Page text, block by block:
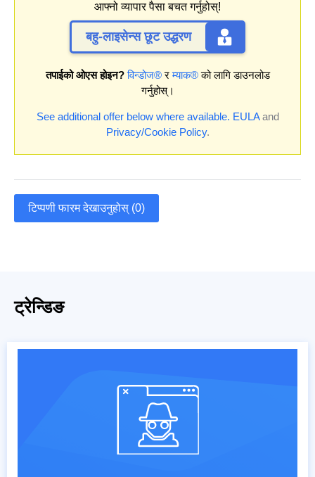
आफ्नो व्यापार पैसा बचत गर्नुहोस्!
बहु-लाइसेन्स छूट उद्धरण
तपाईको ओएस होइन? विन्डोज®रम्याक®को लागि डाउनलोड
गर्नुहोस्।
See additional offer below where available. EULAand
Privacy/Cookie Policy.
टिप्पणी फारम देखाउनुहोस् (0)
ट्रेन्डिङ